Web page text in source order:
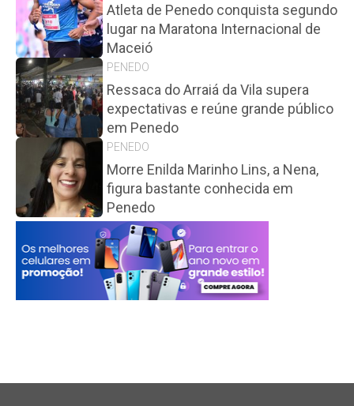
Atleta de Penedo conquista segundo
lugar na Maratona Internacional de
Maceió
PENEDO
Ressaca do Arraiá da Vila supera
expectativas e reúne grande público
em Penedo
PENEDO
Morre Enilda Marinho Lins, a Nena,
figura bastante conhecida em
Penedo